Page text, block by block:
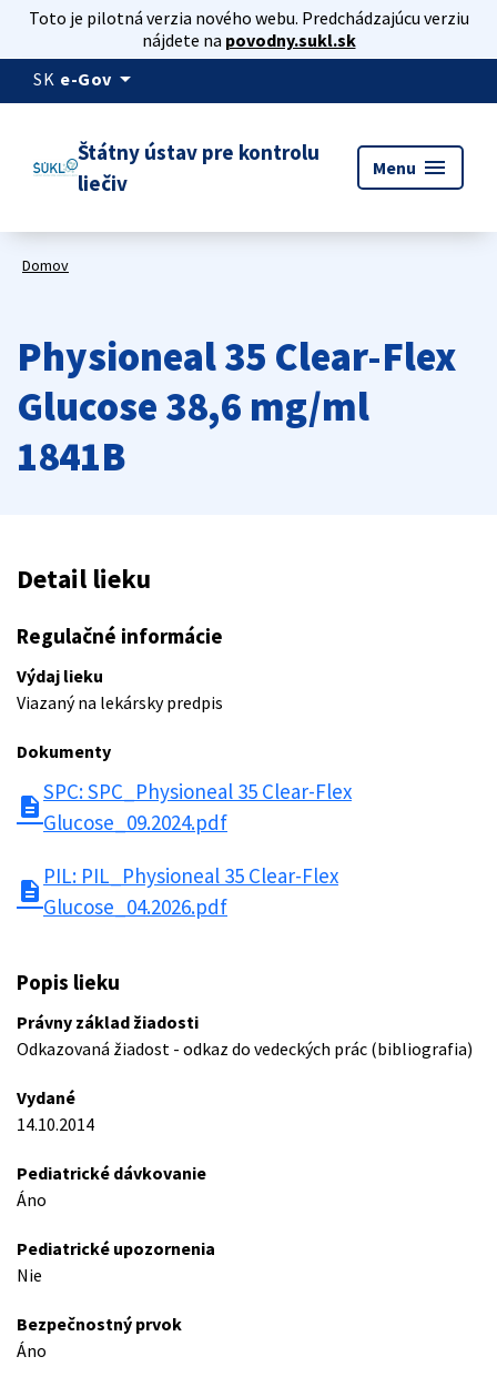
Toto je pilotná verzia nového webu. Predchádzajúcu verziu
nájdete na povodny.sukl.sk
SK e-Gov arrow_drop_down
Štátny ústav pre kontrolu
liečiv
Menu menu
Domov
Physioneal 35 Clear-Flex
Glucose 38,6 mg/ml
1841B
Detail lieku
Regulačné informácie
Výdaj lieku
Viazaný na lekársky predpis
Dokumenty
description
SPC: SPC_Physioneal 35 Clear-Flex
Glucose_09.2024.pdf
description
PIL: PIL_Physioneal 35 Clear-Flex
Glucose_04.2026.pdf
Popis lieku
Právny základ žiadosti
Odkazovaná žiadost - odkaz do vedeckých prác (bibliografia)
Vydané
14.10.2014
Pediatrické dávkovanie
Áno
Pediatrické upozornenia
Nie
Bezpečnostný prvok
Áno